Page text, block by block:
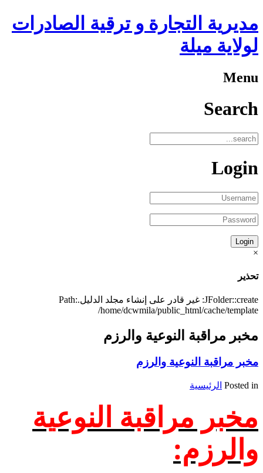
مديرية التجارة و ترقية الصادرات
لولاية ميلة
Menu
Search
Login
×
تحذير
JFolder::create: غير قادر على إنشاء مجلد الدليل.Path:
/home/dcwmila/public_html/cache/template
مخبر مراقبة النوعية والرزم
مخبر مراقبة النوعية والرزم
Posted in الرئيسية
مخبر مراقبة النوعية
والرزم: